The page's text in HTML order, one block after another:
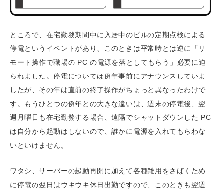
ところで、在宅勤務期間中に入居中のビルの定期点検による
停電というイベントがあり、このときは平常時とは逆に「リ
モート操作で職場の PC の電源を落としてもらう」必要に迫
られました。停電については例年事前にアナウンスしていま
したが、その年は直前の終了操作がちょっと異なったわけで
す。もうひとつの例年との大きな違いは、週末の停電後、翌
週月曜日も在宅勤務する場合、遠隔でシャットダウンした PC
は自分から起動はしないので、誰かに電源を入れてもらわな
いといけません。
ワタシ、サーバーの起動再開に加えて各種雑用をさばくため
に停電の翌日はウキウキ休日出勤ですので、このときも翌週